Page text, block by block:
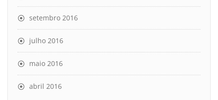
setembro 2016
julho 2016
maio 2016
abril 2016